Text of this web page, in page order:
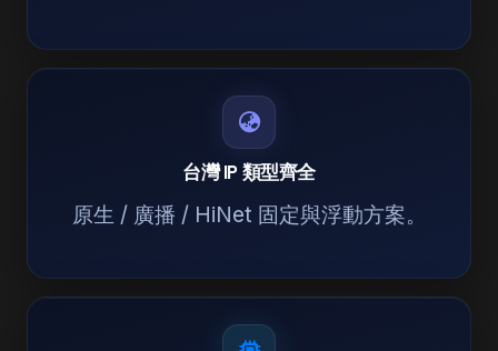
台灣 IP 類型齊全
原生 / 廣播 / HiNet 固定與浮動方案。